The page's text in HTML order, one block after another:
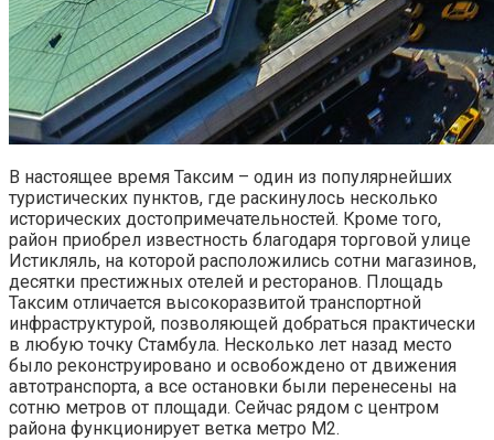
В настоящее время Таксим – один из популярнейших
туристических пунктов, где раскинулось несколько
исторических достопримечательностей. Кроме того,
район приобрел известность благодаря торговой улице
Истикляль, на которой расположились сотни магазинов,
десятки престижных отелей и ресторанов. Площадь
Таксим отличается высокоразвитой транспортной
инфраструктурой, позволяющей добраться практически
в любую точку Стамбула. Несколько лет назад место
было реконструировано и освобождено от движения
автотранспорта, а все остановки были перенесены на
сотню метров от площади. Сейчас рядом с центром
района функционирует ветка метро М2.